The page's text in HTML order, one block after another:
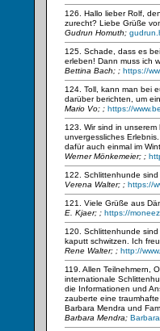
126. Hallo lieber Rolf,
zurecht? Liebe Grüße
Gudrun Homuth;
125. Schade, dass es
erleben! Dann muss ich
Bettina Bach; ; https://
124. Toll, kann man bei
darüber berichten, um
Mario Vo; ; https://
123. Wir sind in
unvergessliches
dafür auch einmal im
Werner Mönkemeier; ;
122. Schlittenhunde
Verena Walter; ; https://
121. Viele Grüße aus
E. Kjaer; ; https://
120. Schlittenhunde
kaputt schwitzen. Ich
Rene Walter; ; http://
119. Allen Teilnehmern,
internationale
die Informationen und
zauberte eine
Barbara Mendra und
Barbara Mendra;